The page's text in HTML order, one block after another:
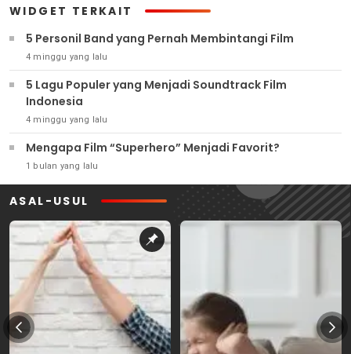
WIDGET TERKAIT
5 Personil Band yang Pernah Membintangi Film
4 minggu yang lalu
5 Lagu Populer yang Menjadi Soundtrack Film
Indonesia
4 minggu yang lalu
Mengapa Film “Superhero” Menjadi Favorit?
1 bulan yang lalu
ASAL-USUL